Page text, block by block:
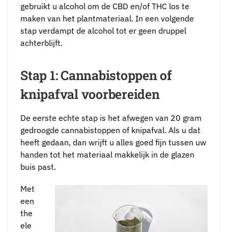
gebruikt u alcohol om de CBD en/of THC los te
maken van het plantmateriaal. In een volgende
stap verdampt de alcohol tot er geen druppel
achterblijft.
Stap 1: Cannabistoppen of
knipafval voorbereiden
De eerste echte stap is het afwegen van 20 gram
gedroogde cannabistoppen of knipafval. Als u dat
heeft gedaan, dan wrijft u alles goed fijn tussen uw
handen tot het materiaal makkelijk in de glazen
buis past.
Met
een
the
ele